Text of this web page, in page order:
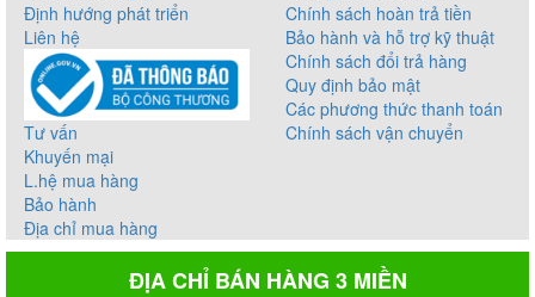
Định hướng phát triển
Liên hệ
Tư vấn
Khuyến mại
L.hệ mua hàng
Bảo hành
Địa chỉ mua hàng
Chính sách hoàn trả tiền
Bảo hành và hỗ trợ kỹ thuật
Chính sách đổi trả hàng
Quy định bảo mật
Các phương thức thanh toán
Chính sách vận chuyển
ĐỊA CHỈ BÁN HÀNG 3 MIỀN